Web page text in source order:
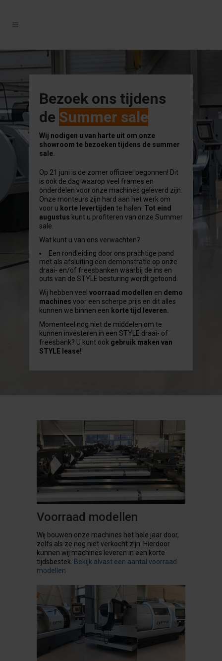
Bezoek ons tijdens
de Summer sale
Wij nodigen u van harte uit om onze
showroom te bezoeken tijdens de summer
sale.
Op 21 juni is de zomer officieel begonnen! Dit
is ook de dag waarop veel frames en
onderdelen voor onze machines geleverd zijn.
Onze monteurs zijn hard aan het werk om
voor u korte levertijden te halen. Tot eind
augustus kunt u profiteren van onze Summer
sale.
Wat kunt u van ons verwachten?
Een rondleiding door ons prachtige pand
met als afsluiting een demonstratie op onze
draai- en/of freesbanken waarbij de ins en
outs van de STYLE besturing wordt getoond.
Wij hebben veel voorraad modellen en demo
machines voor een scherpe prijs en dit alles
kunnen we binnen een korte tijd leveren.
Momenteel nog niet de middelen om te
kunnen investeren in een STYLE draai- of
freesbank? U kunt ook gebruik maken van
STYLE lease!
Voorraad modellen
Wij bouwen onze machines het hele jaar door,
zelfs als ze nog niet verkocht zijn. Hierdoor
kunnen wij machines leveren in een korte
tijdsbestek. Bekijk alvast een aantal voorraad
modellen